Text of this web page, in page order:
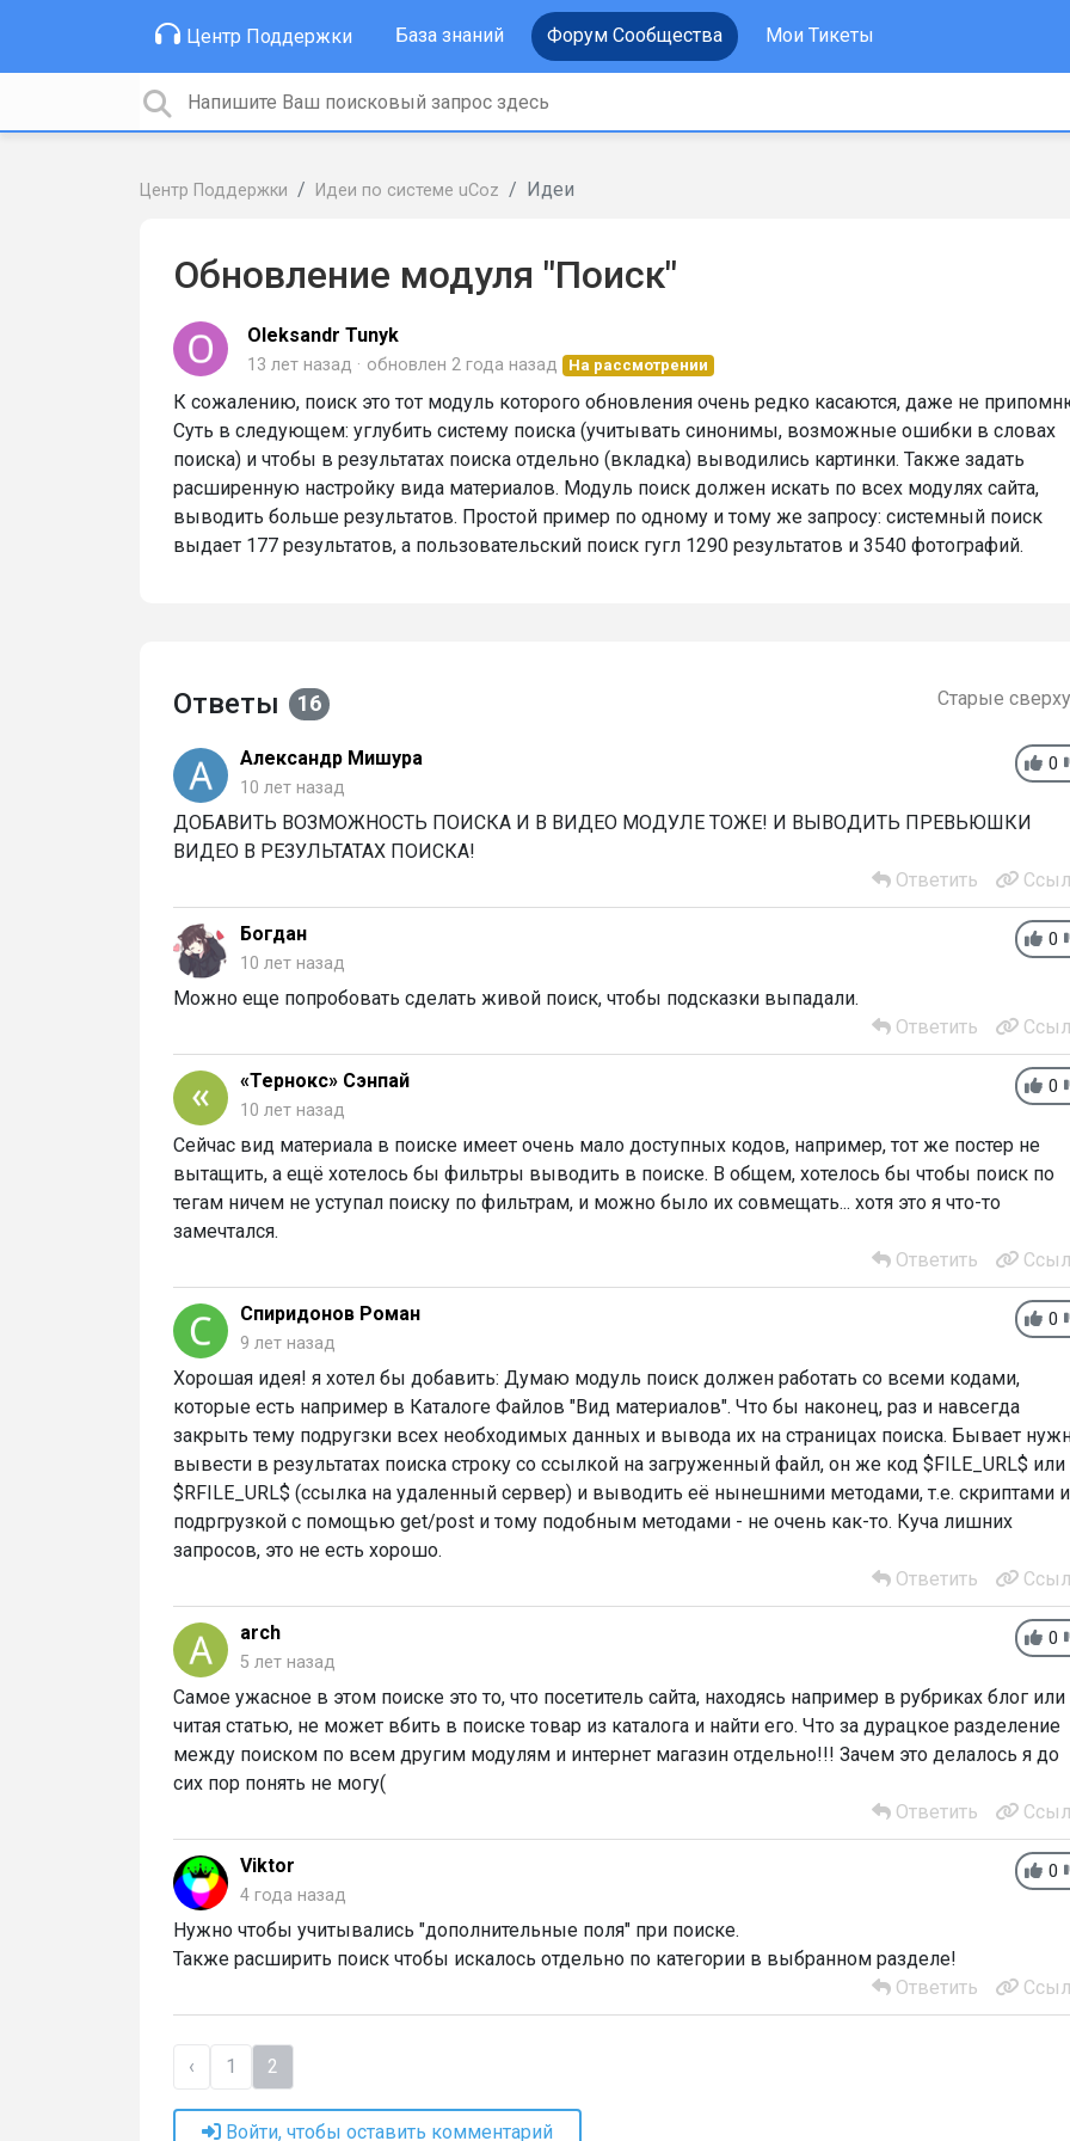
Центр Поддержки База знаний Форум Сообщества Мои Тикеты
Центр Поддержки Идеи по системе uCoz Идеи
Обновление модуля "Поиск"
Oleksandr Tunyk
13 лет назад обновлен 2 года назад На рассмотрении
К сожалению, поиск это тот модуль которого обновления очень редко касаются, даже не
Суть в следующем: углубить систему поиска (учитывать синонимы, возможные ошибки в словах
поиска) и чтобы в результатах поиска отдельно (вкладка) выводились картинки. Также задать
расширенную настройку вида материалов. Модуль поиск должен искать по всех модулях сайта,
выводить больше результатов. Простой пример по одному и тому же запросу: системный поиск
выдает 177 результатов, а пользовательский поиск гугл 1290 результатов и 3540 фотографий.
Ответы 16 Старые сверху
0
Александр Мишура
10 лет назад
ДОБАВИТЬ ВОЗМОЖНОСТЬ ПОИСКА И В ВИДЕО МОДУЛЕ ТОЖЕ! И ВЫВОДИТЬ ПРЕВЬЮШКИ
ВИДЕО В РЕЗУЛЬТАТАХ ПОИСКА!
Ответить
0
Богдан
10 лет назад
Можно еще попробовать сделать живой поиск, чтобы подсказки выпадали.
Ответить
0
«Тернокс» Сэнпай
10 лет назад
Сейчас вид материала в поиске имеет очень мало доступных кодов, например, тот же постер не
вытащить, а ещё хотелось бы фильтры выводить в поиске. В общем, хотелось бы чтобы поиск по
тегам ничем не уступал поиску по фильтрам, и можно было их совмещать... хотя это я что-то
замечтался.
Ответить
0
Спиридонов Роман
9 лет назад
Хорошая идея! я хотел бы добавить: Думаю модуль поиск должен работать со всеми кодами,
которые есть например в Каталоге Файлов "Вид материалов". Что бы наконец, раз и навсегда
закрыть тему подругзки всех необходимых данных и вывода их на страницах поиска. Бывает
вывести в результатах поиска строку со ссылкой на загруженный файл, он же код $FILE_URL$ или
$RFILE_URL$ (ссылка на удаленный сервер) и выводить её нынешними методами, т.е. скриптами и
подргрузкой с помощью get/post и тому подобным методами - не очень как-то. Куча лишних
запросов, это не есть хорошо.
Ответить
0
arch
5 лет назад
Самое ужасное в этом поиске это то, что посетитель сайта, находясь например в рубриках блог или
читая статью, не может вбить в поиске товар из каталога и найти его. Что за дурацкое разделение
между поиском по всем другим модулям и интернет магазин отдельно!!! Зачем это делалось я до
сих пор понять не могу(
Ответить
0
Viktor
4 года назад
Нужно чтобы учитывались "дополнительные поля" при поиске.
Также расширить поиск чтобы искалось отдельно по категории в выбранном разделе!
Ответить
‹ 1 2
Войти, чтобы оставить комментарий